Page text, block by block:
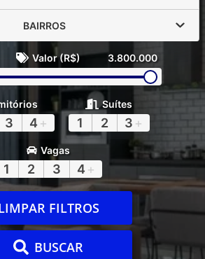
BAIRROS
Valor (R$) 3.800.000
3 4 +
Suítes
1 2 3 +
Vagas
1 2 3 4 +
FILTROS
BUSCAR